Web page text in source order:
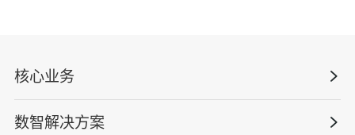
核心业务
数智安全科技
数智解决方案